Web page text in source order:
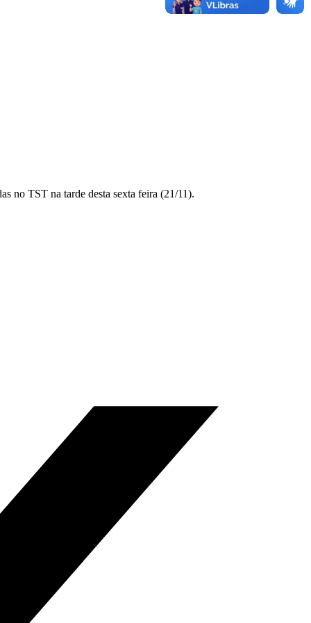
no TST na tarde desta sexta feira (21/11).